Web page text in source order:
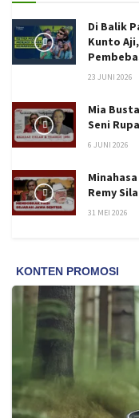
Di Balik
Kunto
23 JUNI 2026
Mia
Seni Rupa
6 JUNI 2026
Remy
31 MEI 2026